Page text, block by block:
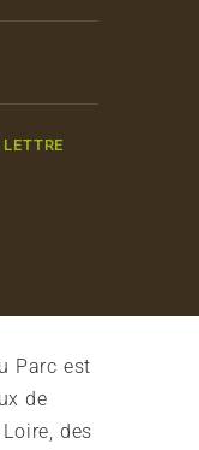
Parc est
de
des